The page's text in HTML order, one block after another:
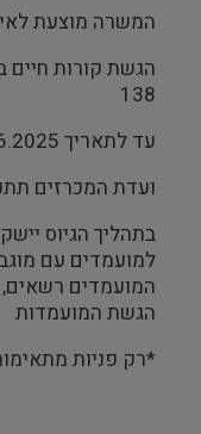
המשרה מוצעת
138
עד לתאריך 04.06.2025 בשעה 12:00
ועדת המכרזים תתכנס
בתהליך הגיוס
למועמדים עם
המועמדים רשאים,
הגשת המועמדות
*רק פניות